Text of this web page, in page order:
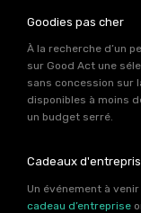
Goodies pas cher
À la recherche d’un
sur Good Act une
sans concession sur
disponibles à moins
un budget serré.
Cadeaux
Un événement à
cadeau d’entreprise